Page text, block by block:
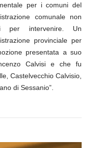
per i comuni del
comunale non
per intervenire. Un
provinciale per
presentata a suo
Calvisi e che fu
Castelvecchio Calvisio,
di Sessanio”.